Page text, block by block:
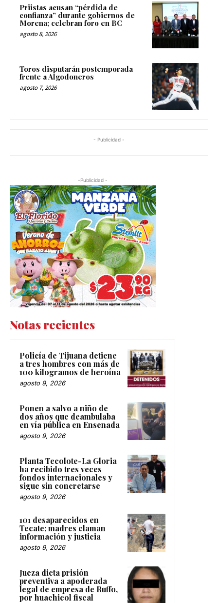
Priistas acusan “pérdida de
confianza” durante gobiernos de
Morena; celebran foro en BC
agosto 8, 2026
Toros disputarán postemporada
frente a Algodoneros
agosto 7, 2026
- Publicidad -
-Publicidad -
Notas recientes
Policía de Tijuana detiene
a tres hombres con más de
100 kilogramos de heroína
agosto 9, 2026
Ponen a salvo a niño de
dos años que deambulaba
en vía pública en Ensenada
agosto 9, 2026
Planta Tecolote-La Gloria
ha recibido tres veces
fondos internacionales y
sigue sin concretarse
agosto 9, 2026
101 desaparecidos en
Tecate; madres claman
información y justicia
agosto 9, 2026
Jueza dicta prisión
preventiva a apoderada
legal de empresa de Ruffo,
por huachicol fiscal